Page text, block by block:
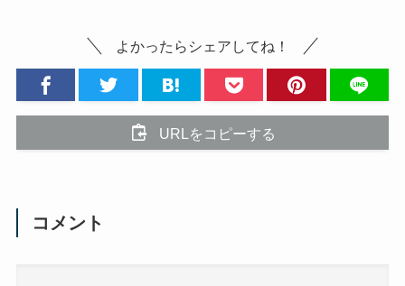
よかったらシェアしてね！
URLをコピーする
コメント